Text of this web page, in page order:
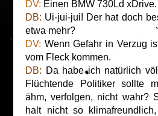
DV: Einen BMW 730Ld
DB: Ui-jui-jui! Der hat doch
etwa mehr?
DV: Wenn Gefahr in Verzug
vom Fleck kommen.
DB: Da habe ich natürlich
Flüchtende Politiker sollte
ähm, verfolgen, nicht wahr?
halt nicht so